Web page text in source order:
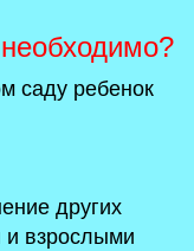
саду ребенок
других
и взрослыми